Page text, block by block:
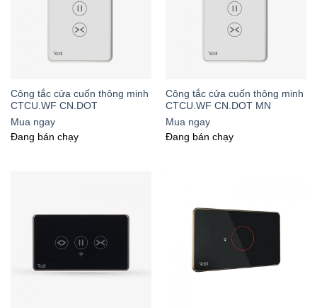
Công tắc cửa cuốn thông minh
CTCU.WF CN.DOT
Mua ngay
Đang bán chạy
Công tắc cửa cuốn thông minh
CTCU.WF CN.DOT MN
Mua ngay
Đang bán chạy